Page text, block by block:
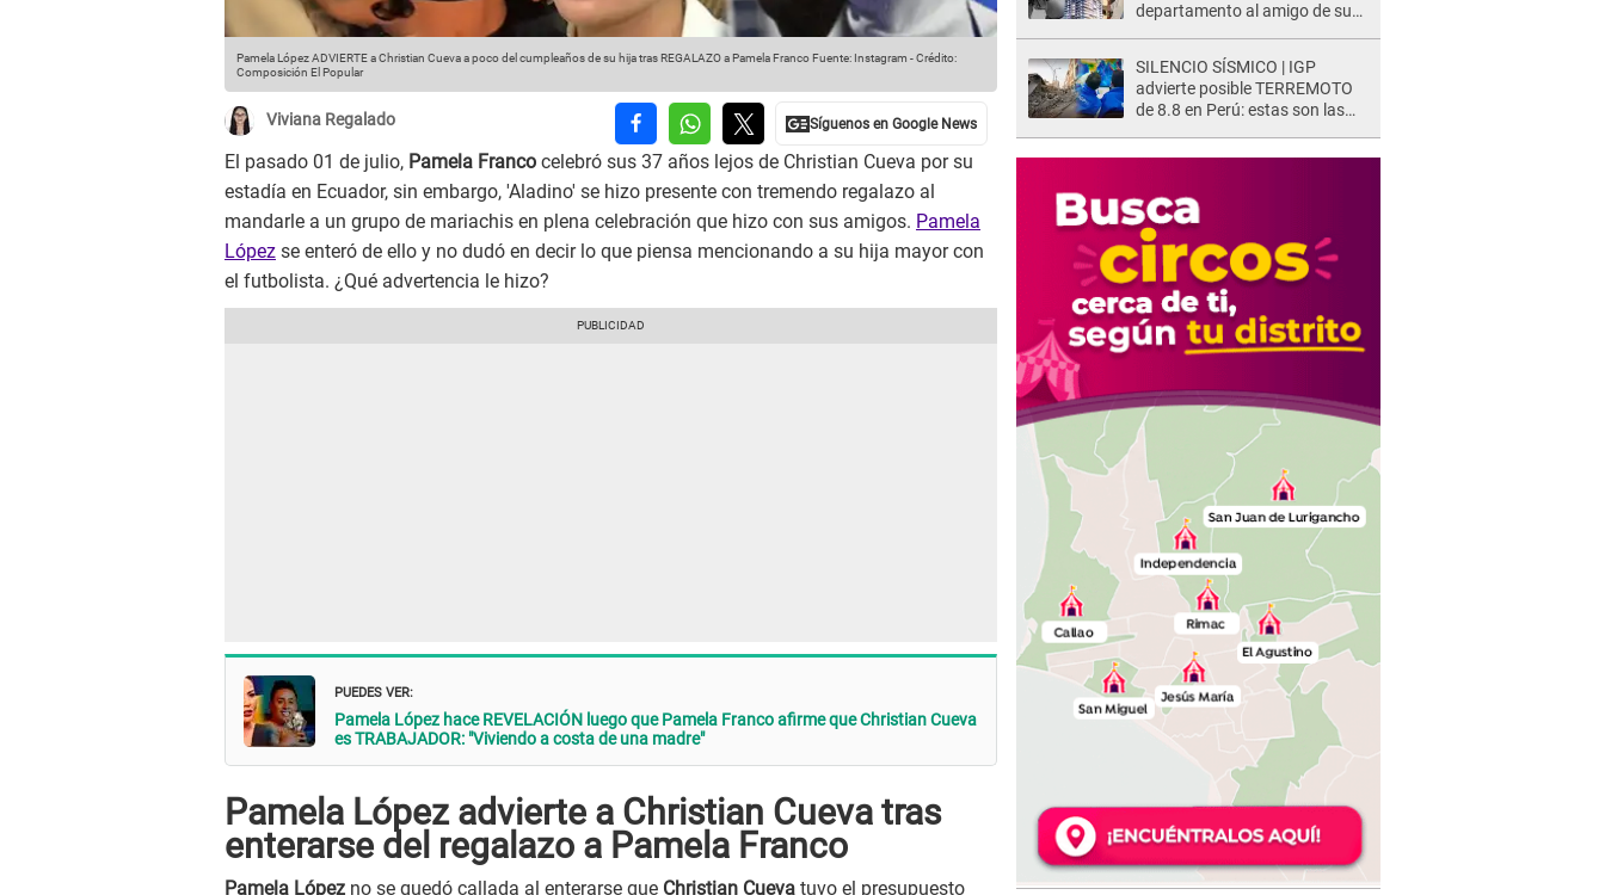
Pamela López ADVIERTE a Christian Cueva a poco del cumpleaños de su hija tras REGALAZO a Pamela Franco Fuente: Instagram -Crédito:
Composición El Popular
Viviana Regalado
El pasado 01 de julio, Pamela Franco celebró sus 37 años lejos de Christian Cueva por su
estadía en Ecuador, sin embargo, 'Aladino' se hizo presente con tremendo regalazo al
mandarle a un grupo de mariachis en plena celebración que hizo con sus amigos. Pamela
López se enteró de ello y no dudó en decir lo que piensa mencionando a su hija mayor con
el futbolista. ¿Qué advertencia le hizo?
PUEDES VER:
Pamela López hace REVELACIÓN luego que Pamela Franco afirme que Christian Cueva
es TRABAJADOR: "Viviendo a costa de una madre"
Pamela López advierte a Christian Cueva tras
enterarse del regalazo a Pamela Franco
Pamela López no se quedó callada al enterarse que Christian Cueva tuvo el presupuesto
departamento al amigo de su
su hija se lo negó"
SILENCIO SÍSMICO | IGP
advierte posible TERREMOTO
de 8.8 en Perú: estas son las